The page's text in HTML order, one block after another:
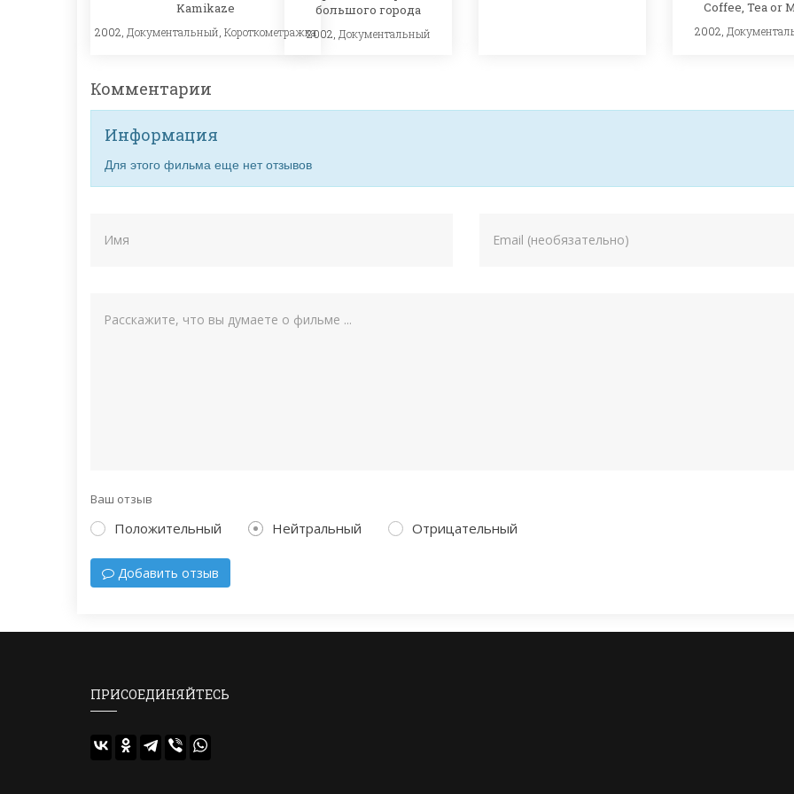
Kamikaze
2002, Документальный Короткометражка
большого города
2002, Документальный
Coffee, Tea or
2002,
Комментарии
Информация
Для этого фильма еще нет отзывов
Ваш отзыв
Положительный Нейтральный Отрицательный
Добавить отзыв
ПРИСОЕДИНЯЙТЕСЬ